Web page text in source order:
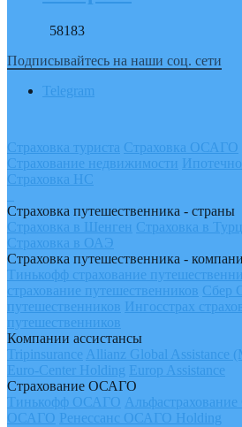
58183
Подписывайтесь на наши соц. сети
Telegram
Страховка туриста Страховка ОСАГО
Страхование недвижимости
Страховка НС
Страховка путешественника - страны
Страховка в Шенген Страховка в
Страховка в ОАЭ
Страховка путешественника -
Тинькофф страхование
страхование путешественников Сбер
путешественников Ингосстрах
путешественников
Компании ассистансы
Tripinsurance Allianz Global Assistance
Euro-Center Holding Europ Assistance
Страхование ОСАГО
Тинькофф ОСАГО
ОСАГО Ренессанс ОСАГО Holding